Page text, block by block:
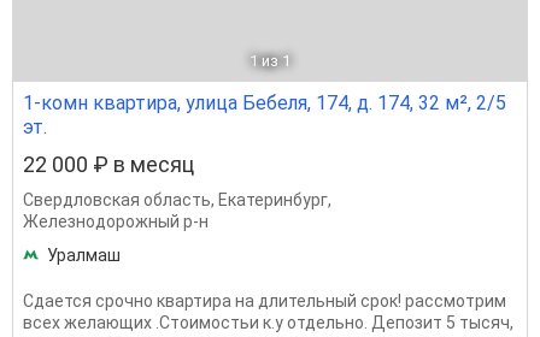
1 из 1
1-комн квартира, улица Бебеля, 174, д. 174, 32 м², 2/5
эт.
22 000 ₽ в месяц
Свердловская область, Екатеринбург,
Железнодорожный р-н
Уралмаш
Сдается срочно квартира на длительный срок! рассмотрим
всех желающих .Стоимостьи к.у отдельно. Депозит 5 тысяч,